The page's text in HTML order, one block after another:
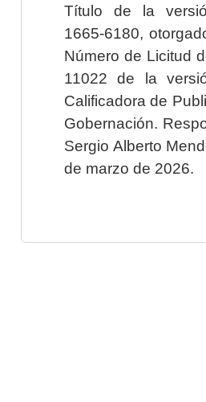
Título de la
1665-6180,
Número de Licitud
11022 de la
Calificadora de
Gobernación.
Sergio Alberto
de marzo de 2026.